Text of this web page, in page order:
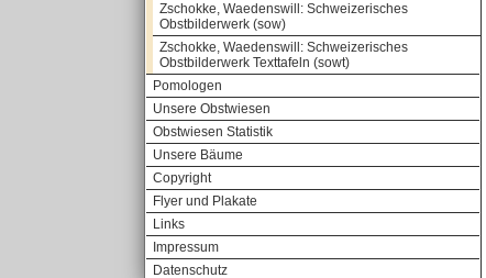
Zschokke, Waedenswill: Schweizerisches
Obstbilderwerk (sow)
Zschokke, Waedenswill: Schweizerisches
Obstbilderwerk Texttafeln (sowt)
Pomologen
Unsere Obstwiesen
Obstwiesen Statistik
Unsere Bäume
Copyright
Flyer und Plakate
Links
Impressum
Datenschutz